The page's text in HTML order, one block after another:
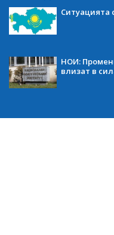
Ситуацията
НОИ:
влизат в